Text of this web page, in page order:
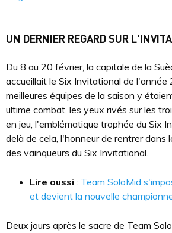
UN DERNIER REGARD SUR
Du 8 au 20 février, la capitale de la
accueillait le Six Invitational de l'année
meilleures équipes de la saison y
ultime combat, les yeux rivés sur les
en jeu, l'emblématique trophée du Six
delà de cela, l'honneur de rentrer dans
des vainqueurs du Six Invitational.
Lire aussi : Team SoloMid
et devient la nouvelle
Deux jours après le sacre de Team